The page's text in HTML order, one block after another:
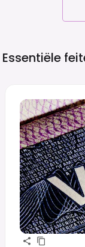
Essentiële